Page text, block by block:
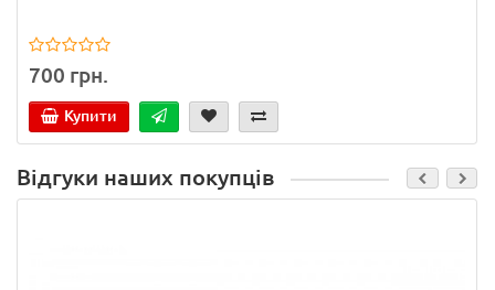
700 грн.
Купити
Відгуки наших покупців